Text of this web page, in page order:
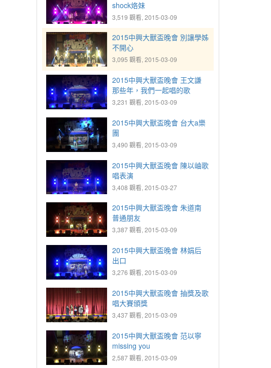
shock烙妹
3,519 觀看, 2015-03-09
2015中興大獸盃晚會 別讓學姊
不開心
3,095 觀看, 2015-03-09
2015中興大獸盃晚會 王文謙
那些年，我們一起唱的歌
3,231 觀看, 2015-03-09
2015中興大獸盃晚會 台大a樂
團
3,490 觀看, 2015-03-09
2015中興大獸盃晚會 陳以岫歌
唱表演
3,408 觀看, 2015-03-27
2015中興大獸盃晚會 朱道南
普通朋友
3,387 觀看, 2015-03-09
2015中興大獸盃晚會 林娟后
出口
3,276 觀看, 2015-03-09
2015中興大獸盃晚會 抽獎及歌
唱大賽頒獎
3,437 觀看, 2015-03-09
2015中興大獸盃晚會 范以寧
missing you
2,587 觀看, 2015-03-09